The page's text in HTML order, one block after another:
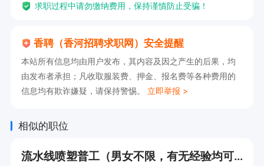
求职过程中请勿缴纳费用，保持谨慎防止受骗！
香聘（香河招聘求职网）安全提醒
本站所有信息均由用户发布，其内容及因之产生的后果，均
由发布者承担；凡收取服装费、押金、报名费等各种费用的
信息均有欺诈嫌疑，请保持警惕。 立即举报 >
相似的职位
流水线喷塑普工（男女不限，有无经验均可）